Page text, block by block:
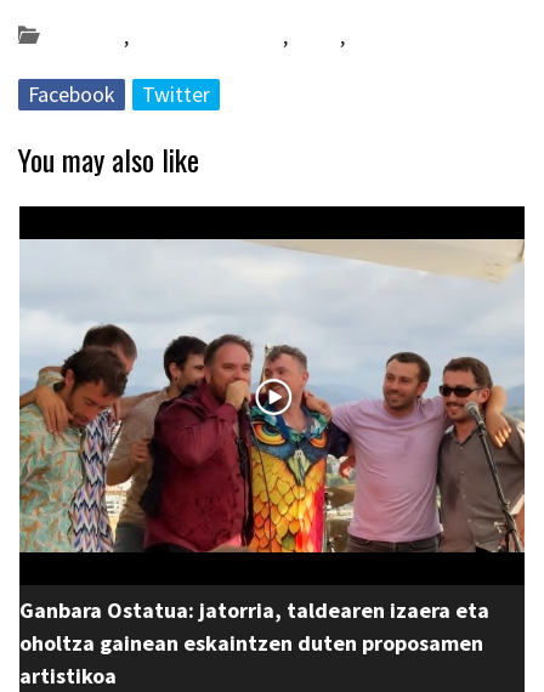
, , ,
Facebook Twitter
You may also like
Ganbara Ostatua: jatorria, taldearen izaera eta
oholtza gainean eskaintzen duten proposamen
artistikoa